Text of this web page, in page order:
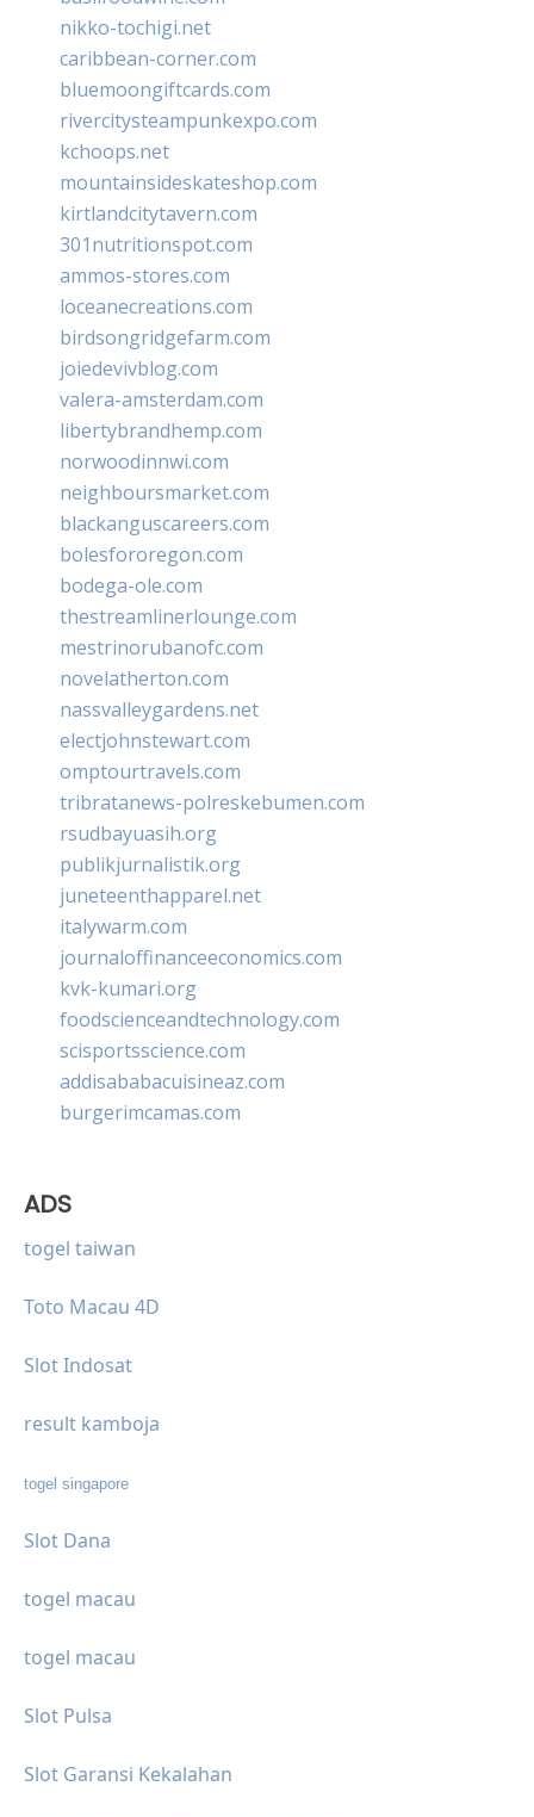
nikko-tochigi.net
caribbean-corner.com
bluemoongiftcards.com
rivercitysteampunkexpo.com
kchoops.net
mountainsideskateshop.com
kirtlandcitytavern.com
301nutritionspot.com
ammos-stores.com
loceanecreations.com
birdsongridgefarm.com
joiedevivblog.com
valera-amsterdam.com
libertybrandhemp.com
norwoodinnwi.com
neighboursmarket.com
blackanguscareers.com
bolesfororegon.com
bodega-ole.com
thestreamlinerlounge.com
mestrinorubanofc.com
novelatherton.com
nassvalleygardens.net
electjohnstewart.com
omptourtravels.com
tribratanews-polreskebumen.com
rsudbayuasih.org
publikjurnalistik.org
juneteenthapparel.net
italywarm.com
journaloffinanceeconomics.com
kvk-kumari.org
foodscienceandtechnology.com
scisportsscience.com
addisababacuisineaz.com
burgerimcamas.com
ADS
togel taiwan
Toto Macau 4D
Slot Indosat
result kamboja
togel singapore
Slot Dana
togel macau
togel macau
Slot Pulsa
Slot Garansi Kekalahan